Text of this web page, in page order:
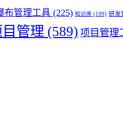
布管理工具 (225) 知识库 (109) 研发
管理 (589) 项目管理